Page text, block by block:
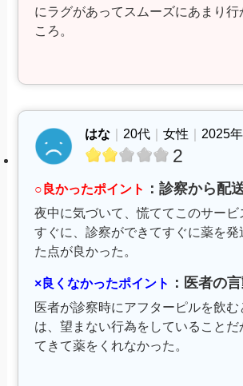
にラグがあってスムーズにあまり行
ころ。
はな ｜ 20代 ｜女性 ｜ 2025
2
○良かったポイント ：診察から配
夜中に気づいて、慌ててこのサービ
すぐに、診察ができてすぐに薬を発
た点が良かった。
×良くなかったポイント ：医者の
医者が診察時にアフターピルを飲む
は、望まない行為をしていることだ
てきて薬をくれなかった。